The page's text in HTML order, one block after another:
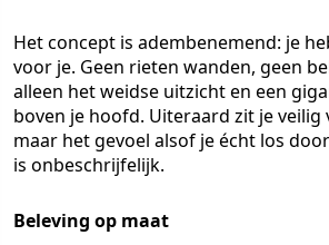
Het concept is adembenemend: je
voor je. Geen rieten wanden, geen
alleen het weidse uitzicht en een
boven je hoofd. Uiteraard zit je veilig
maar het gevoel alsof je écht los
is onbeschrijfelijk.
Beleving op maat